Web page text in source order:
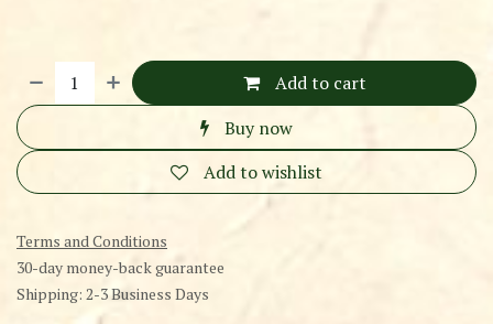
Add to cart
Buy now
Add to wishlist
Terms and Conditions
30-day money-back guarantee
Shipping: 2-3 Business Days